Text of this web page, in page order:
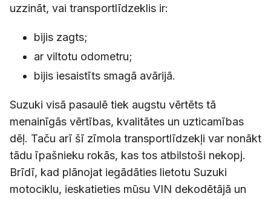
uzzināt, vai transportlīdzeklis ir:
bijis zagts;
ar viltotu odometru;
bijis iesaistīts smagā avārijā.
Suzuki visā pasaulē tiek augstu vērtēts tā
menainīgās vērtības, kvalitātes un uzticamības
dēļ. Taču arī šī zīmola transportlīdzekļi var nonākt
tādu īpašnieku rokās, kas tos atbilstoši nekopj.
Brīdī, kad plānojat iegādāties lietotu Suzuki
motociklu, ieskatieties mūsu VIN dekodētājā un